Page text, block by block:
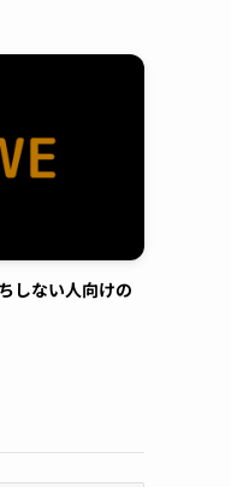
しない人向けの